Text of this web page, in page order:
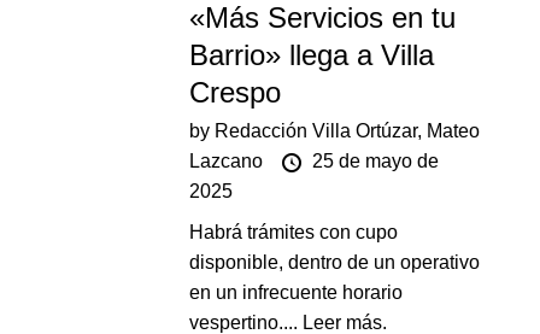
«Más Servicios en tu
Barrio» llega a Villa
Crespo
by Redacción Villa Ortúzar, Mateo
Lazcano
25 de mayo de
2025
Habrá trámites con cupo
disponible, dentro de un operativo
en un infrecuente horario
vespertino.... Leer más.